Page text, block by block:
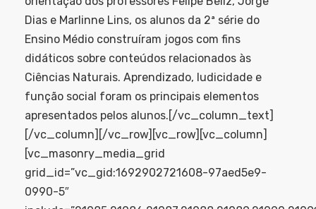
Dias e Marlinne Lins, os alunos da 2ª série do
Ensino Médio construíram jogos com fins
didáticos sobre conteúdos relacionados às
Ciências Naturais. Aprendizado, ludicidade e
função social foram os principais elementos
apresentados pelos alunos.[/vc_column_text]
[/vc_column][/vc_row][vc_row][vc_column]
[vc_masonry_media_grid
grid_id=”vc_gid:1692902721608-97aed5e9-
0990-5″